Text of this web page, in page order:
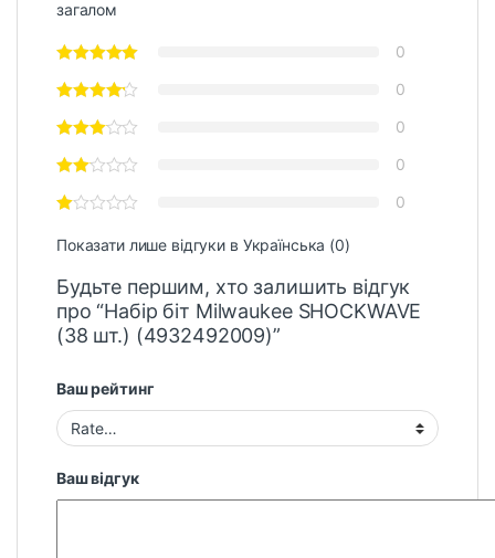
загалом
0
0
0
0
0
Показати лише відгуки в Українська (0)
Будьте першим, хто залишить відгук
про “Набір біт Milwaukee SHOCKWAVE
(38 шт.) (4932492009)”
Ваш рейтинг
Ваш відгук